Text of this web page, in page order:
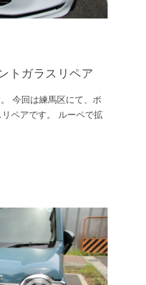
トガラスリペア
今回は練馬区にて、ポ
ペアです。 ルーペで拡